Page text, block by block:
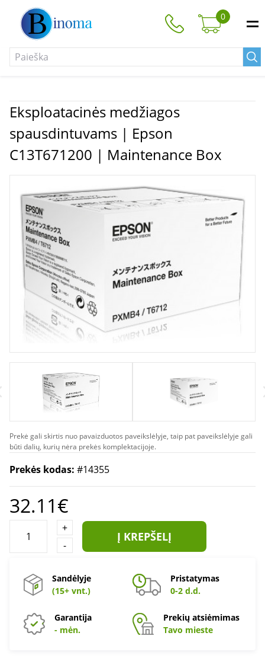
0
Eksploatacinės medžiagos
spausdintuvams | Epson
C13T671200 | Maintenance Box
Prekė gali skirtis nuo pavaizduotos paveikslėlyje, taip pat paveikslėlyje gali
būti dalių, kurių nėra prekės komplektacijoje.
Prekės kodas: #14355
32.11€
+
-
Į KREPŠELĮ
Sandėlyje
(15+ vnt.)
Pristatymas
0-2 d.d.
Garantija
- mėn.
Prekių atsiėmimas
Tavo mieste